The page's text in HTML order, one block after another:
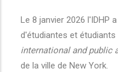
Le 8 janvier 2026 l'IDHP
d'étudiantes et étudiants
international and public
de la ville de New York.